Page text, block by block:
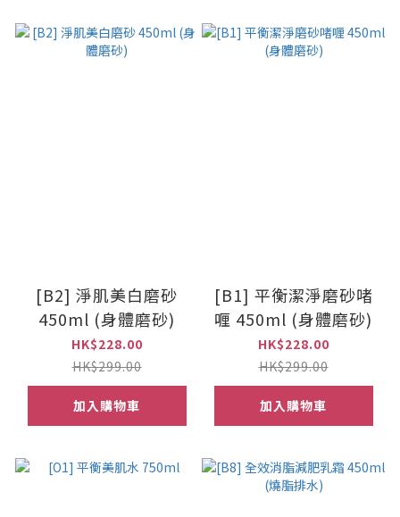
[B2] 淨肌美白磨砂
450ml (身體磨砂)
HK$228.00
HK$299.00
加入購物車
[B1] 平衡潔淨磨砂啫
喱 450ml (身體磨砂)
HK$228.00
HK$299.00
加入購物車